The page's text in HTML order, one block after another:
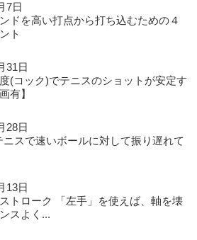
7日
ドを高い打点から打ち込むための４
ト
31日
(コック)でテニスのショットが安定す
有】
28日
スで速いボールに対して振り遅れて
13日
トローク 「左手」を使えば、軸を壊
スよく...